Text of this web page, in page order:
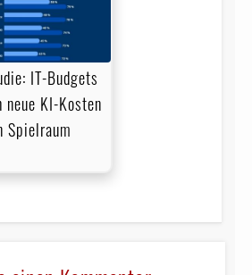
IT-Budgets
neue KI-Kosten
Spielraum